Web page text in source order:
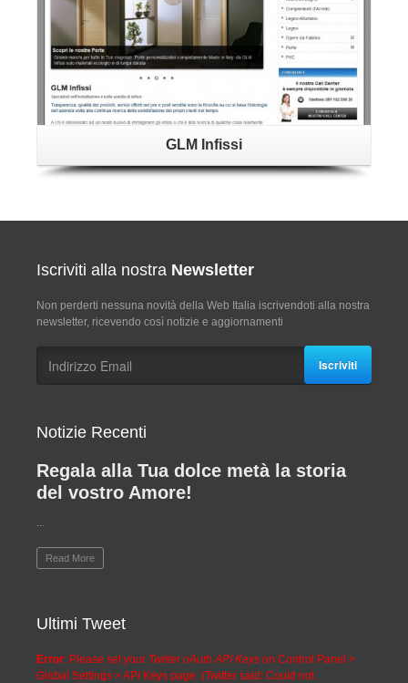
GLM Infissi
Iscriviti alla nostra Newsletter
Non perderti nessuna novità della Web Italia iscrivendoti alla nostra
newsletter, ricevendo così notizie e aggiornamenti
Iscriviti
Notizie Recenti
Regala alla Tua dolce metà la storia
del vostro Amore!
Read More
Ultimi Tweet
Error: Please set your Twitter oAuth API Keys on Control Panel >
Global Settings > API Keys page. (Twitter said: Could not